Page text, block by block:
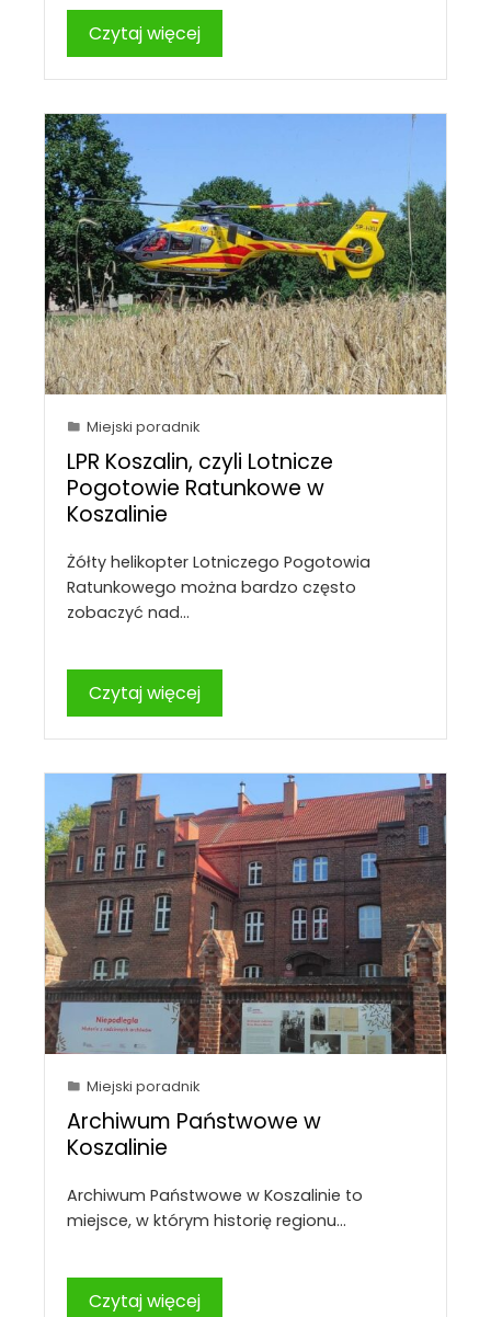
Czytaj więcej
Miejski poradnik
LPR Koszalin, czyli Lotnicze
Pogotowie Ratunkowe w
Koszalinie
Żółty helikopter Lotniczego Pogotowia
Ratunkowego można bardzo często
zobaczyć nad…
Czytaj więcej
Miejski poradnik
Archiwum Państwowe w
Koszalinie
Archiwum Państwowe w Koszalinie to
miejsce, w którym historię regionu…
Czytaj więcej